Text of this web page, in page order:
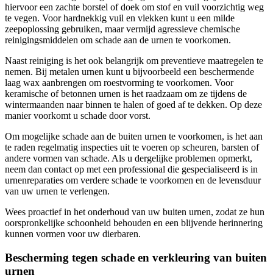
hiervoor een zachte borstel of doek om stof en vuil voorzichtig weg
te vegen. Voor hardnekkig vuil en vlekken kunt u een milde
zeepoplossing gebruiken, maar vermijd agressieve chemische
reinigingsmiddelen om schade aan de urnen te voorkomen.
Naast reiniging is het ook belangrijk om preventieve maatregelen te
nemen. Bij metalen urnen kunt u bijvoorbeeld een beschermende
laag wax aanbrengen om roestvorming te voorkomen. Voor
keramische of betonnen urnen is het raadzaam om ze tijdens de
wintermaanden naar binnen te halen of goed af te dekken. Op deze
manier voorkomt u schade door vorst.
Om mogelijke schade aan de buiten urnen te voorkomen, is het aan
te raden regelmatig inspecties uit te voeren op scheuren, barsten of
andere vormen van schade. Als u dergelijke problemen opmerkt,
neem dan contact op met een professional die gespecialiseerd is in
urnenreparaties om verdere schade te voorkomen en de levensduur
van uw urnen te verlengen.
Wees proactief in het onderhoud van uw buiten urnen, zodat ze hun
oorspronkelijke schoonheid behouden en een blijvende herinnering
kunnen vormen voor uw dierbaren.
Bescherming tegen schade en verkleuring van buiten
urnen